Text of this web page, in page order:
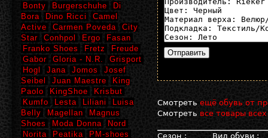
Смотреть ещё обувь от
Смотреть все товары
Сезон : Вид обуви :
Bonty
Burgerschuhe
Di
Bora
Dino Ricci
Camel
Active
Carmen Poveda
City
Star
Conhpol Ergo
Fasan
Franko Shoes
Fretz
Freude
Gabor
Gloria - N.R.
Grisport
Hogl
Jana Jomos
Josef
Seibel
Juan Maestre
King
Paolo
KingShoe
Krisbut
Kumfo
Lesta Liliani
Luisa
Belly
Magellan
Magnus
Shoes
Moda Donna
Nord
Norita
Peatika
PM-shoes